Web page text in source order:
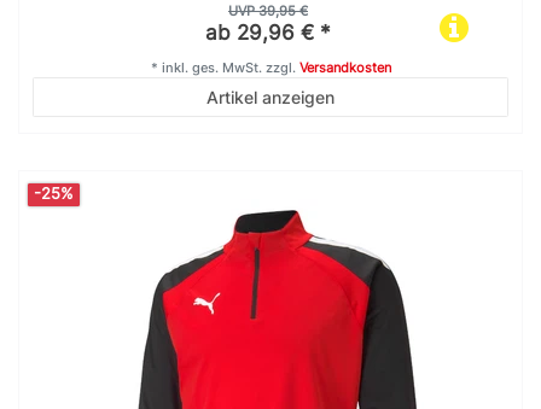
UVP 39,95 €
ab 29,96 € *
Artikel anzeigen
* inkl. ges. MwSt.zzgl. Versandkosten
-25%